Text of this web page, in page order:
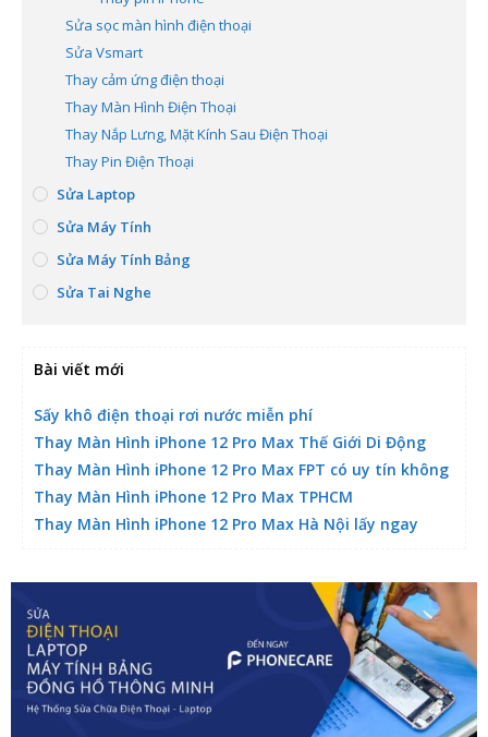
Sửa sọc màn hình điện thoại
Sửa Vsmart
Thay cảm ứng điện thoại
Thay Màn Hình Điện Thoại
Thay Nắp Lưng, Mặt Kính Sau Điện Thoại
Thay Pin Điện Thoại
Sửa Laptop
Sửa Máy Tính
Sửa Máy Tính Bảng
Sửa Tai Nghe
Bài viết mới
Sấy khô điện thoại rơi nước miễn phí
Thay Màn Hình iPhone 12 Pro Max Thế Giới Di Động
Thay Màn Hình iPhone 12 Pro Max FPT có uy tín không
Thay Màn Hình iPhone 12 Pro Max TPHCM
Thay Màn Hình iPhone 12 Pro Max Hà Nội lấy ngay